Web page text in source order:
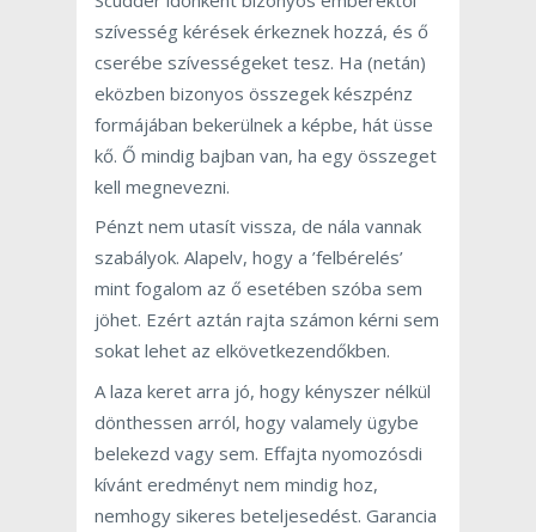
szívesség kérések érkeznek hozzá, és ő
cserébe szívességeket tesz. Ha (netán)
eközben bizonyos összegek készpénz
formájában bekerülnek a képbe, hát üsse
kő. Ő mindig bajban van, ha egy összeget
kell megnevezni.
Pénzt nem utasít vissza, de nála vannak
szabályok. Alapelv, hogy a ’felbérelés’
mint fogalom az ő esetében szóba sem
jöhet. Ezért aztán rajta számon kérni sem
sokat lehet az elkövetkezendőkben.
A laza keret arra jó, hogy kényszer nélkül
dönthessen arról, hogy valamely ügybe
belekezd vagy sem. Effajta nyomozósdi
kívánt eredményt nem mindig hoz,
nemhogy sikeres beteljesedést. Garancia